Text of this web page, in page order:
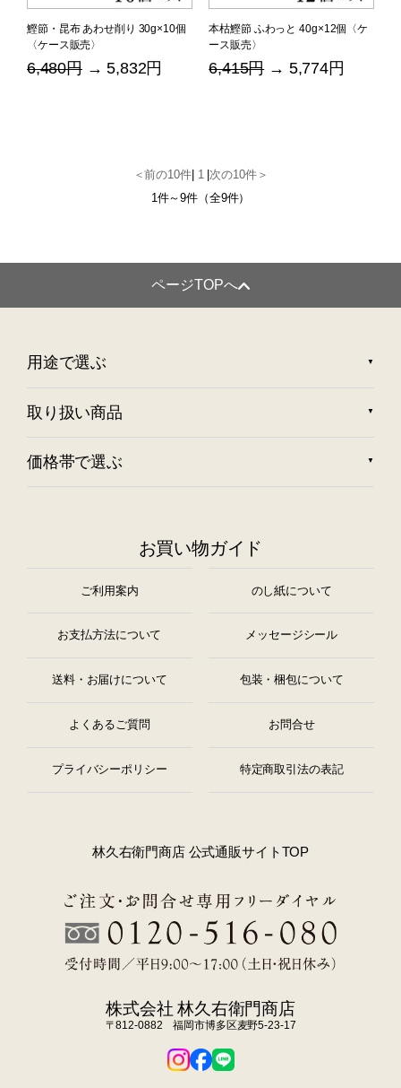
鰹節・昆布 あわせ削り 30g×10個
〈ケース販売〉
6,480円→ 5,832円
本枯鰹節 ふわっと 40g×12個〈ケ
ース販売〉
6,415円→ 5,774円
＜前の10件| 1 |次の10件＞
1件～9件（全9件）
ページTOPへ
用途で選ぶ
取り扱い商品
価格帯で選ぶ
お買い物ガイド
ご利用案内 のし紙について
お支払方法について メッセージシール
送料・お届けについて 包装・梱包について
よくあるご質問 お問合せ
プライバシーポリシー 特定商取引法の表記
林久右衛門商店 公式通販サイトTOP
株式会社 林久右衛門商店
〒812-0882 福岡市博多区麦野5-23-17